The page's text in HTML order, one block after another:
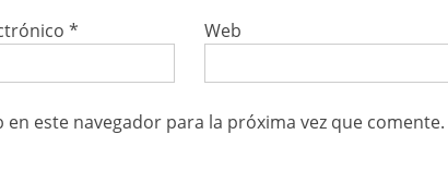
* Web
este navegador para la próxima vez que comente.